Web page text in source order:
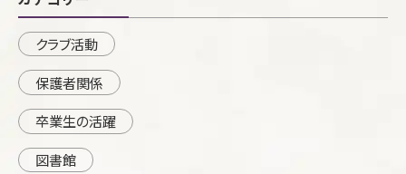
クラブ活動
保護者関係
卒業生の活躍
図書館